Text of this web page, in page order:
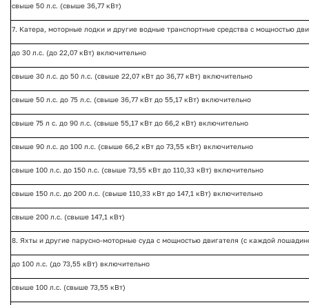
свыше 50 л.с. (свыше 36,77 кВт)
7. Катера, моторные лодки и другие водные транспортные средства с мощностью
до 30 л.с. (до 22,07 кВт) включительно
свыше 30 л.с. до 50 л.с. (свыше 22,07 кВт до 36,77 кВт) включительно
свыше 50 л.с. до 75 л.с. (свыше 36,77 кВт до 55,17 кВт) включительно
свыше 75 л с. до 90 л.с. (свыше 55,17 кВт до 66,2 кВт) включительно
свыше 90 л.с. до 100 л.с. (свыше 66,2 кВт до 73,55 кВт) включительно
свыше 100 л.с. до 150 л.с. (свыше 73,55 кВт до 110,33 кВт) включительно
свыше 150 л.с. до 200 л.с. (свыше 110,33 кВт до 147,1 кВт) включительно
свыше 200 л.с. (свыше 147,1 кВт)
8. Яхты и другие парусно-моторные суда с мощностью двигателя (с каждой
до 100 л.с. (до 73,55 кВт) включительно
свыше 100 л.с. (свыше 73,55 кВт)